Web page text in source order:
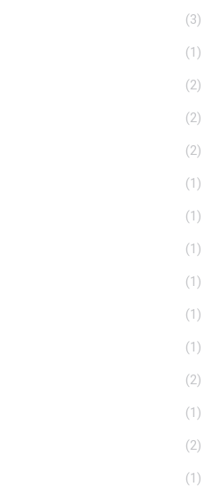
(3)
(1)
(2)
(2)
(2)
(1)
(1)
(1)
(1)
(1)
(1)
(2)
(1)
(2)
(1)